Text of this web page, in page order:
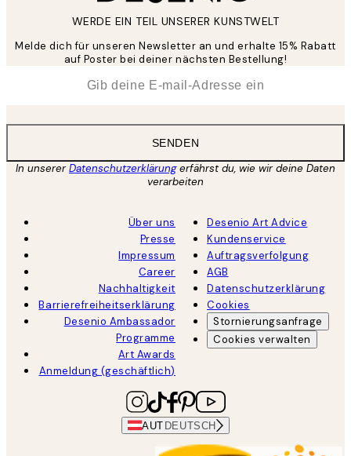
WERDE EIN TEIL UNSERER KUNSTWELT
Melde dich für unseren Newsletter an und erhalte 15% Rabatt
auf Poster bei deiner nächsten Bestellung!
SENDEN
In unsererDatenschutzerklärungerfährst du, wie wir deine Daten
verarbeiten
Über uns
Presse
Impressum
Career
Nachhaltigkeit
Barrierefreiheitserklärung
Desenio Ambassador
Programme
Art Awards
Anmeldung (geschäftlich)
Desenio Art Advice
Kundenservice
Auftragsverfolgung
AGB
Datenschutzerklärung
Cookies
Stornierungsanfrage
Cookies verwalten
AUT DEUTSCH